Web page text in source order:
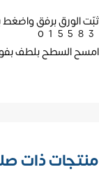
ثبّت الورق برفق واضغط
امسح السطح بلطف
منتجات ذات